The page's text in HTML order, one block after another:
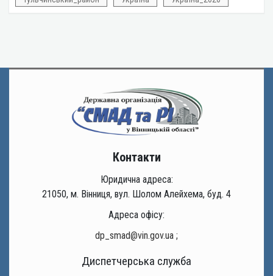
Контакти
Юридична адреса:
21050, м. Вінниця, вул. Шолом Алейхема, буд. 4
Адреса офісу:
dp_smad@vin.gov.ua ;
Диспетчерська служба